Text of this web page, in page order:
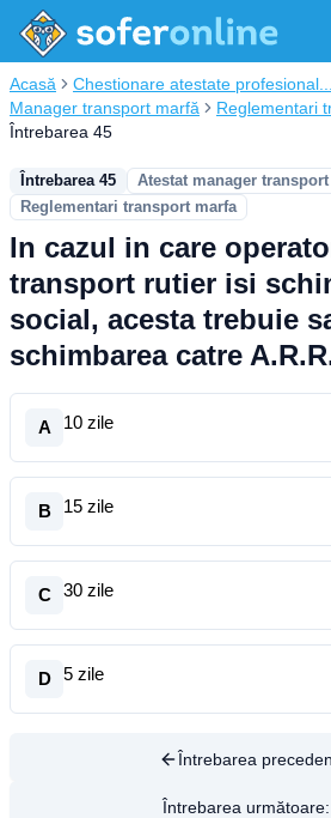
Acasă
Chestionare atestate profesional...
Manager transport marfă
Reglementari
Întrebarea 45
Întrebarea 45
Atestat manager
Reglementari transport marfa
In cazul in care
transport rutier isi
social, acesta trebuie
schimbarea catre
A 10 zile
B 15 zile
C 30 zile
D 5 zile
Întrebarea
Întrebarea următoare: